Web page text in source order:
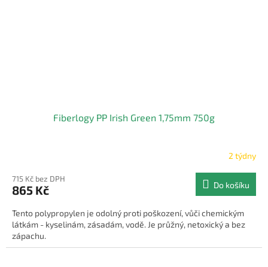
Fiberlogy PP Irish Green 1,75mm 750g
2 týdny
715 Kč bez DPH
865 Kč Do košíku
Tento polypropylen je odolný proti poškození, vůči chemickým
látkám - kyselinám, zásadám, vodě. Je průžný, netoxický a bez
zápachu.